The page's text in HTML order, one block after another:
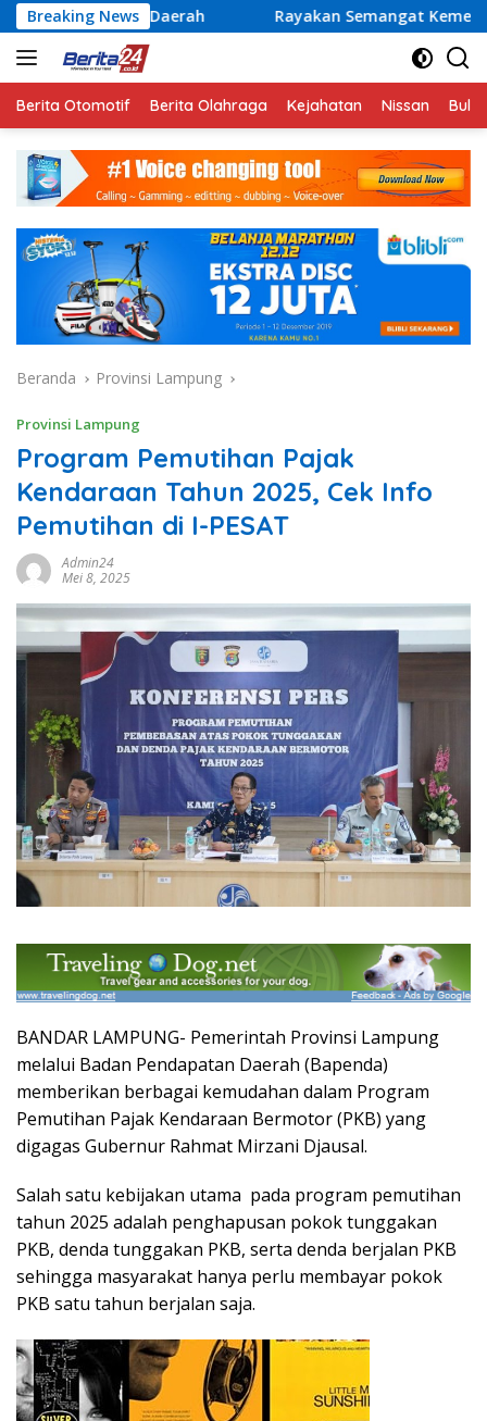
Langsung
ke
konten
Breaking News
Daerah Rayakan Semangat Kemerdekaan Bersama
Berita Otomotif Berita Olahraga Kejahatan Nissan
Beranda Provinsi Lampung
Provinsi Lampung
Program Pemutihan Pajak
Kendaraan Tahun 2025, Cek Info
Pemutihan di I-PESAT
Admin24
Mei 8, 2025
BANDAR LAMPUNG- Pemerintah Provinsi Lampung
melalui Badan Pendapatan Daerah (Bapenda)
memberikan berbagai kemudahan dalam Program
Pemutihan Pajak Kendaraan Bermotor (PKB) yang
digagas Gubernur Rahmat Mirzani Djausal.
Salah satu kebijakan utama pada program pemutihan
tahun 2025 adalah penghapusan pokok tunggakan
PKB, denda tunggakan PKB, serta denda berjalan PKB
sehingga masyarakat hanya perlu membayar pokok
PKB satu tahun berjalan saja.